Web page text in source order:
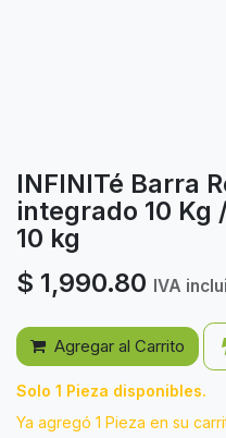
INFINITé Barra
integrado 10
10 kg
$ 1,990.80 IVA
Agregar al Carrito
Solo 1 Pieza disponibles.
Ya agregó 1 Pieza en su